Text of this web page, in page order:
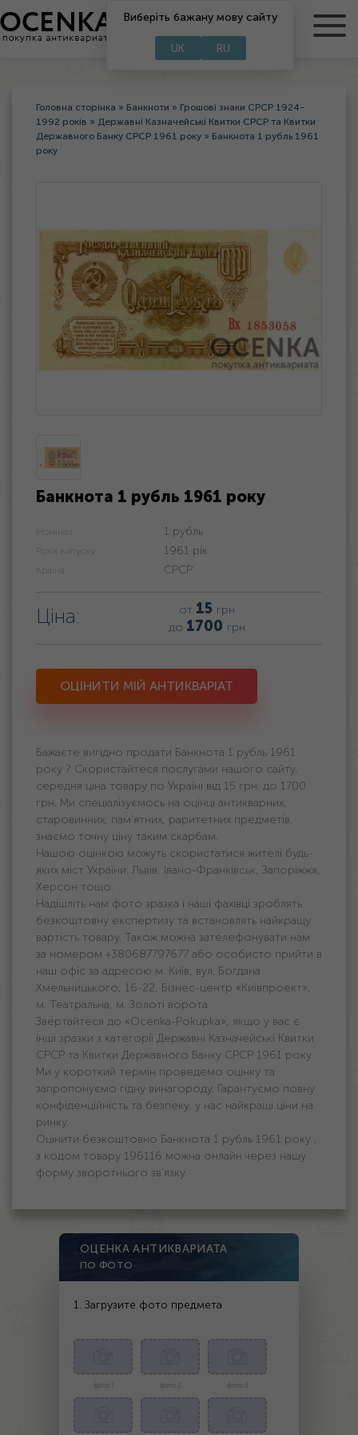
RU
Виберіть бажану мову сайту
UK RU
Головна сторінка » Банкноти » Грошові знаки СРСР 1924-
1992 років » Державні Казначейські Квитки СРСР та Квитки
Державного Банку СРСР 1961 року » Банкнота 1 рубль 1961
року
Банкнота 1 рубль 1961 року
Номінал: 1 рубль
Роки випуску: 1961 рік
Країна: СРСР
Ціна: от 15 грн
до 1700 грн
ОЦІНИТИ МІЙ АНТИКВАРІАТ
Бажаєте вигідно продати Банкнота 1 рубль 1961
року ? Скористайтеся послугами нашого сайту,
середня ціна товару по Україні від 15 грн. дo 1700
грн. Ми спеціалізуємось на оцінці антикварних,
старовинних, пам'ятних, раритетних предметів,
знаємо точну ціну таким скарбам.
Нашою оцінкою можуть скористатися жителі будь-
яких міст України: Львів, Івано-Франківськ, Запоріжжя,
Херсон тощо.
Надішліть нам фото зразка і наші фахівці зроблять
безкоштовну експертизу та встановлять найкращу
вартість товару. Також можна зателефонувати нам
за номером +380687797677 або особисто прийти в
наш офіс за адресою м. Київ, вул. Богдана
Хмельницького, 16-22, Бізнес-центр «Київпроект»,
м. Театральна, м. Золоті ворота
Звертайтеся до «Ocenka-Pokupka», якщо у вас є
інші зразки з категорії Державні Казначейські Квитки
СРСР та Квитки Державного Банку СРСР 1961 року.
Ми у короткий термін проведемо оцінку та
запропонуємо гідну винагороду. Гарантуємо повну
конфіденційність та безпеку, у нас найкращі ціни на
ринку.
Оцінити безкоштовно Банкнота 1 рубль 1961 року ,
з кодом товару 196116 можна онлайн через нашу
форму зворотнього зв'язку.
ОЦЕНКА АНТИКВАРИАТА
ПО ФОТО
1. Загрузите фото предмета
фото 1 фото 2 фото 3